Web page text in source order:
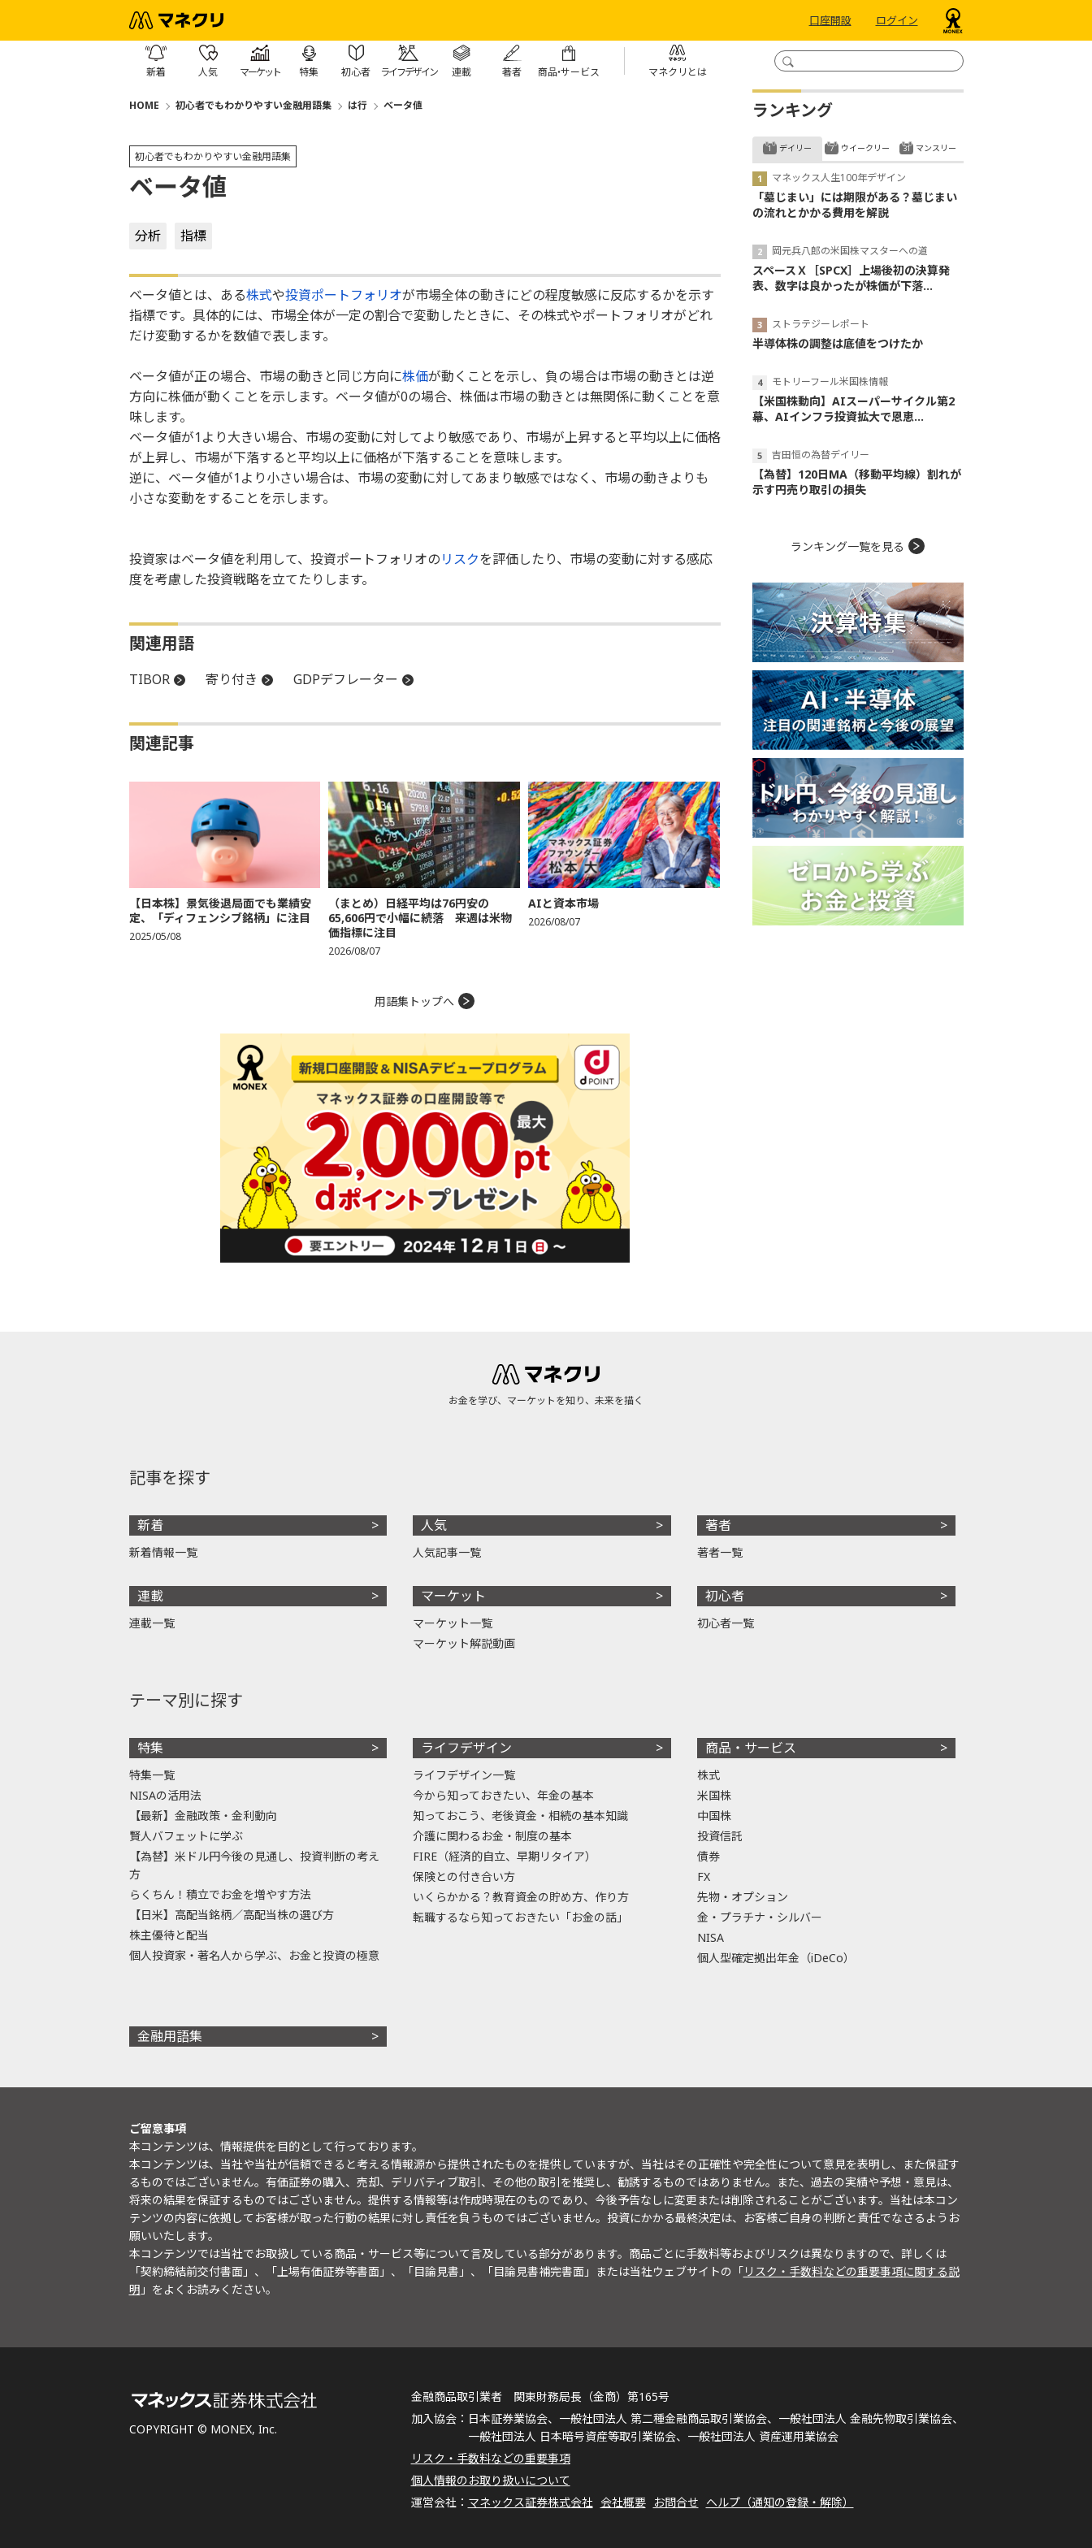
口座開設 ログイン
新着 人気 マーケット 特集 初心者 ライフデザイン 連載 著者 商品・サービス マネクリとは
HOME 初心者でもわかりやすい金融用語集 は行 ベータ値
初心者でもわかりやすい金融用語集
ベータ値
分析 指標
ベータ値とは、ある株式や投資ポートフォリオが市場全体の動きにどの程度敏感に反応するかを示す
指標です。具体的には、市場全体が一定の割合で変動したときに、その株式やポートフォリオがどれ
だけ変動するかを数値で表します。
ベータ値が正の場合、市場の動きと同じ方向に株価が動くことを示し、負の場合は市場の動きとは逆
方向に株価が動くことを示します。ベータ値が0の場合、株価は市場の動きとは無関係に動くことを意
味します。
ベータ値が1より大きい場合、市場の変動に対してより敏感であり、市場が上昇すると平均以上に価格
が上昇し、市場が下落すると平均以上に価格が下落することを意味します。
逆に、ベータ値が1より小さい場合は、市場の変動に対してあまり敏感ではなく、市場の動きよりも
小さな変動をすることを示します。
投資家はベータ値を利用して、投資ポートフォリオのリスクを評価したり、市場の変動に対する感応
度を考慮した投資戦略を立てたりします。
関連用語
TIBOR 寄り付き GDPデフレーター
関連記事
【日本株】景気後退局面でも業績安
定、「ディフェンシブ銘柄」に注目
2025/05/08
（まとめ）日経平均は76円安の
65,606円で小幅に続落 来週は米物
価指標に注目
2026/08/07
AIと資本市場
2026/08/07
用語集トップへ
ランキング
デイリー
マネックス人生100年デザイン
「墓じまい」には期限がある？墓じまい
の流れとかかる費用を解説
岡元兵八郎の米国株マスターへの道
スペースＸ［SPCX］上場後初の決算発
表、数字は良かったが株価が下落...
ストラテジーレポート
半導体株の調整は底値をつけたか
モトリーフール米国株情報
【米国株動向】AIスーパーサイクル第2
幕、AIインフラ投資拡大で恩恵...
吉田恒の為替デイリー
【為替】120日MA（移動平均線）割れが
示す円売り取引の損失
ウイークリー マンスリー
ランキング一覧を見る
お金を学び、マーケットを知り、未来を描く
記事を探す
新着
新着情報一覧
連載
連載一覧
人気
人気記事一覧
マーケット
マーケット一覧
マーケット解説動画
著者
著者一覧
初心者
初心者一覧
テーマ別に探す
特集
特集一覧
NISAの活用法
【最新】金融政策・金利動向
賢人バフェットに学ぶ
【為替】米ドル円今後の見通し、投資判断の考え
方
らくちん！積立でお金を増やす方法
【日米】高配当銘柄／高配当株の選び方
株主優待と配当
個人投資家・著名人から学ぶ、お金と投資の極意
ライフデザイン
ライフデザイン一覧
今から知っておきたい、年金の基本
知っておこう、老後資金・相続の基本知識
介護に関わるお金・制度の基本
FIRE（経済的自立、早期リタイア）
保険との付き合い方
いくらかかる？教育資金の貯め方、作り方
転職するなら知っておきたい「お金の話」
商品・サービス
株式
米国株
中国株
投資信託
債券
FX
先物・オプション
金・プラチナ・シルバー
NISA
個人型確定拠出年金（iDeCo）
金融用語集
ご留意事項
本コンテンツは、情報提供を目的として行っております。
本コンテンツは、当社や当社が信頼できると考える情報源から提供されたものを提供していますが、当社はその正確性や完全性について意見を表明し、また保証す
るものではございません。有価証券の購入、売却、デリバティブ取引、その他の取引を推奨し、勧誘するものではありません。また、過去の実績や予想・意見は、
将来の結果を保証するものではございません。提供する情報等は作成時現在のものであり、今後予告なしに変更または削除されることがございます。当社は本コン
テンツの内容に依拠してお客様が取った行動の結果に対し責任を負うものではございません。投資にかかる最終決定は、お客様ご自身の判断と責任でなさるようお
願いいたします。
本コンテンツでは当社でお取扱している商品・サービス等について言及している部分があります。商品ごとに手数料等およびリスクは異なりますので、詳しくは
「契約締結前交付書面」、「上場有価証券等書面」、「目論見書」、「目論見書補完書面」または当社ウェブサイトの「リスク・手数料などの重要事項に関する説
明 」をよくお読みください。
COPYRIGHT © MONEX, Inc.
金融商品取引業者 関東財務局長（金商）第165号
日本証券業協会、一般社団法人 第二種金融商品取引業協会、一般社団法人 金融先物取引業協会、
一般社団法人 日本暗号資産等取引業協会、一般社団法人 資産運用業協会
リスク・手数料などの重要事項
個人情報のお取り扱いについて
マネックス証券株式会社 会社概要 お問合せ ヘルプ（通知の登録・解除）